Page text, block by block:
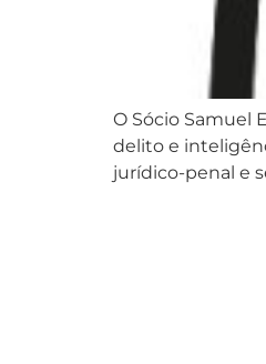
O Sócio Samuel
delito e
jurídico-penal e